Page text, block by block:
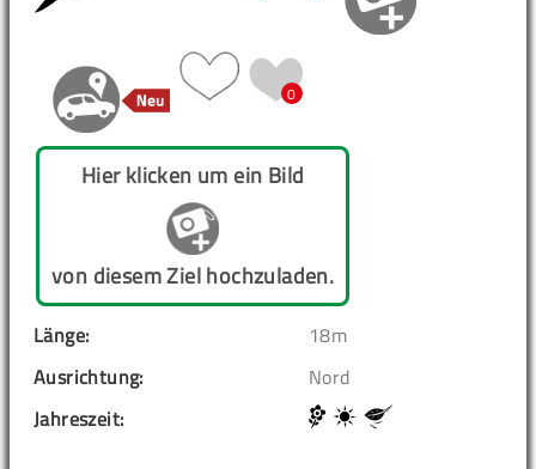
0
Hier klicken um ein Bild
von diesem Ziel hochzuladen.
Länge:
18m
Ausrichtung:
Nord
Jahreszeit: